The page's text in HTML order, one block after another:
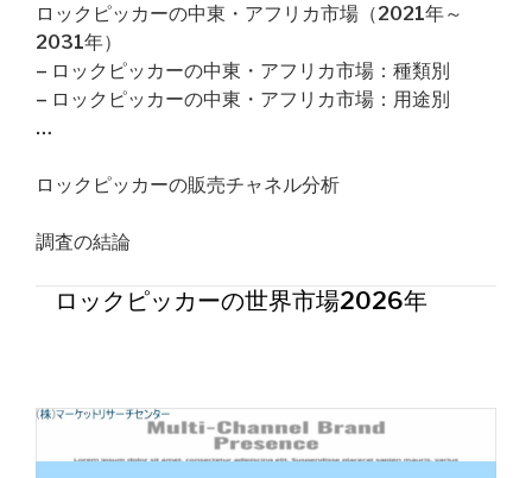
ロックピッカーの中東・アフリカ市場（2021年～
2031年）
– ロックピッカーの中東・アフリカ市場：種類別
– ロックピッカーの中東・アフリカ市場：用途別
…
ロックピッカーの販売チャネル分析
調査の結論
ロックピッカーの世界市場2026年